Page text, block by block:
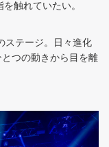
触れていたい。
ステージ。日々進化
つの動きから目を離